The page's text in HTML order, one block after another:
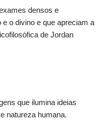
densos e
o divino e que apreciam a
de Jordan
que ilumina ideias
natureza humana.